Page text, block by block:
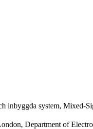
inbyggda system, Mixed-
Department of